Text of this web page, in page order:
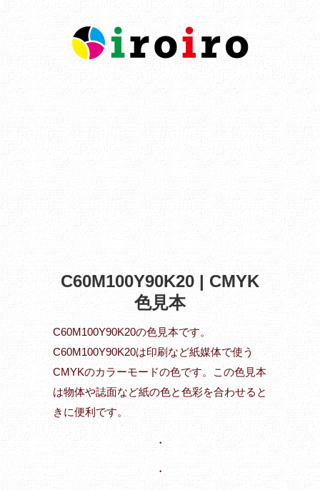
C60M100Y90K20 | CMYK
色見本
C60M100Y90K20の色見本です。
C60M100Y90K20は印刷など紙媒体で使う
CMYKのカラーモードの色です。この色見本
は物体や誌面など紙の色と色彩を合わせると
きに便利です。
・
・